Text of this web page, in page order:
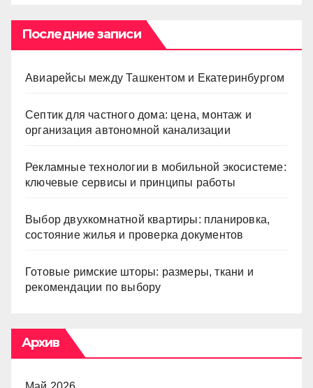
Последние записи
Авиарейсы между Ташкентом и Екатеринбургом
Септик для частного дома: цена, монтаж и
организация автономной канализации
Рекламные технологии в мобильной экосистеме:
ключевые сервисы и принципы работы
Выбор двухкомнатной квартиры: планировка,
состояние жилья и проверка документов
Готовые римские шторы: размеры, ткани и
рекомендации по выбору
Архив